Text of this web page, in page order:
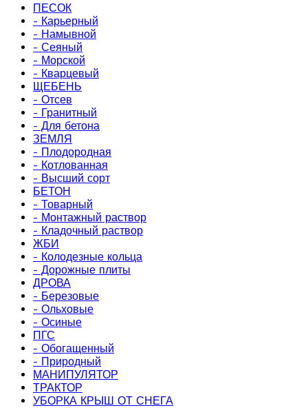
ПЕСОК
- Карьерный
- Намывной
- Сеяный
- Морской
- Кварцевый
ЩЕБЕНЬ
- Отсев
- Гранитный
- Для бетона
ЗЕМЛЯ
- Плодородная
- Котлованная
- Высший сорт
БЕТОН
- Товарный
- Монтажный раствор
- Кладочный раствор
ЖБИ
- Колодезные кольца
- Дорожные плиты
ДРОВА
- Березовые
- Ольховые
- Осиные
ПГС
- Обогащенный
- Природный
МАНИПУЛЯТОР
ТРАКТОР
УБОРКА КРЫШ ОТ СНЕГА